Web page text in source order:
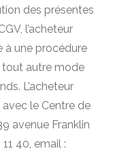
des présentes
l’acheteur
à une procédure
autre mode
L’acheteur
le Centre de
avenue Franklin
40, email :